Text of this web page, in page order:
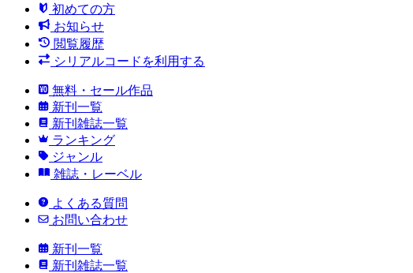
初めての方
お知らせ
閲覧履歴
シリアルコードを利用する
無料・セール作品
新刊一覧
新刊雑誌一覧
ランキング
ジャンル
雑誌・レーベル
よくある質問
お問い合わせ
新刊一覧
新刊雑誌一覧